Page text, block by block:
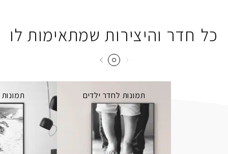
כל חדר והיצירות שמתאימות לו
תמונות לחדר ילדים